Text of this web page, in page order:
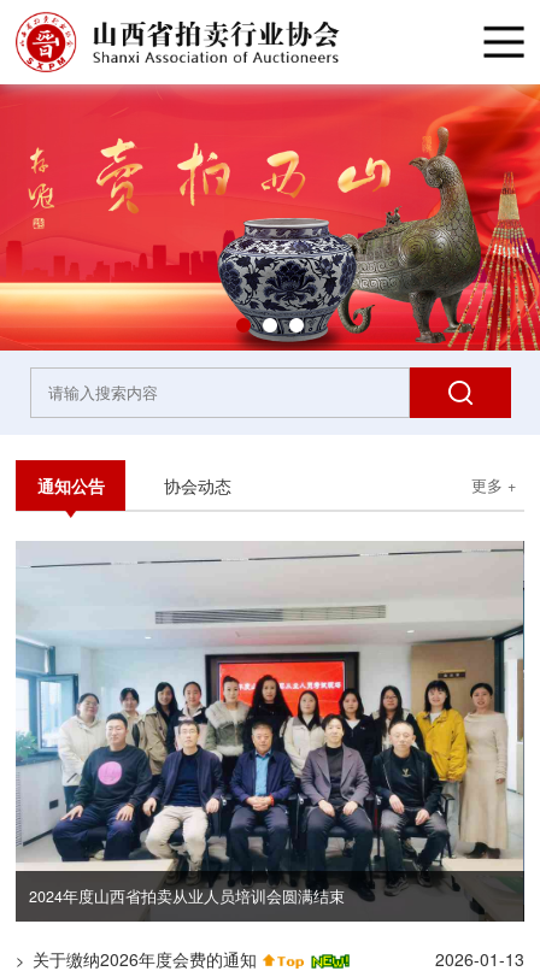
通知公告 协会动态 更多 +
互学互鉴强自律 携手共进促规范
> 关于缴纳2026年度会费的通知 2026-01-13